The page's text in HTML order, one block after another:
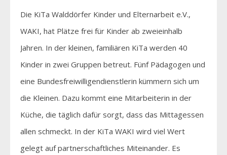
Die KiTa Walddörfer Kinder und Elternarbeit e.V.,
WAKI, hat Plätze frei für Kinder ab zweieinhalb
Jahren. In der kleinen, familiären KiTa werden 40
Kinder in zwei Gruppen betreut. Fünf Pädagogen und
eine Bundesfreiwilligendienstlerin kümmern sich um
die Kleinen. Dazu kommt eine Mitarbeiterin in der
Küche, die täglich dafür sorgt, dass das Mittagessen
allen schmeckt. In der KiTa WAKI wird viel Wert
gelegt auf partnerschaftliches Miteinander. Es